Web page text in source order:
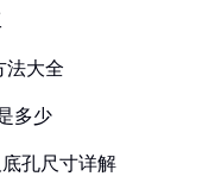
法大全
多少
孔尺寸详解